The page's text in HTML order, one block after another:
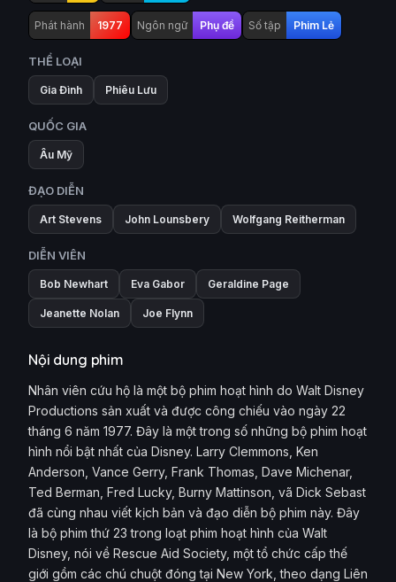
Phát hành 1977 Ngôn ngữ Phụ đề Số tập Phim Lẻ
THỂ LOẠI
Gia Đình Phiêu Lưu
QUỐC GIA
Âu Mỹ
ĐẠO DIỄN
Art Stevens John Lounsbery Wolfgang Reitherman
DIỄN VIÊN
Bob Newhart Eva Gabor Geraldine Page
Jeanette Nolan Joe Flynn
Nội dung phim
Nhân viên cứu hộ là một bộ phim hoạt hình do Walt Disney
Productions sản xuất và được công chiếu vào ngày 22
tháng 6 năm 1977. Đây là một trong số những bộ phim hoạt
hình nổi bật nhất của Disney. Larry Clemmons, Ken
Anderson, Vance Gerry, Frank Thomas, Dave Michenar,
Ted Berman, Fred Lucky, Burny Mattinson, vã Dick Sebast
đã cùng nhau viết kịch bản và đạo diễn bộ phim này. Đây
là bộ phim thứ 23 trong loạt phim hoạt hình của Walt
Disney, nói về Rescue Aid Society, một tổ chức cấp thế
giới gồm các chú chuột đóng tại New York, theo dạng Liên